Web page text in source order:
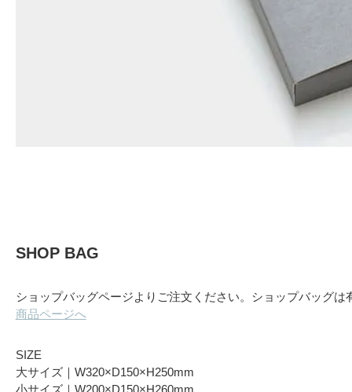
SHOP BAG
ショップバッグページよりご注文ください。ショップバッグは
商品ページへ
SIZE
大サイズ｜W320×D150×H250mm
小サイズ｜W200×D150×H260mm